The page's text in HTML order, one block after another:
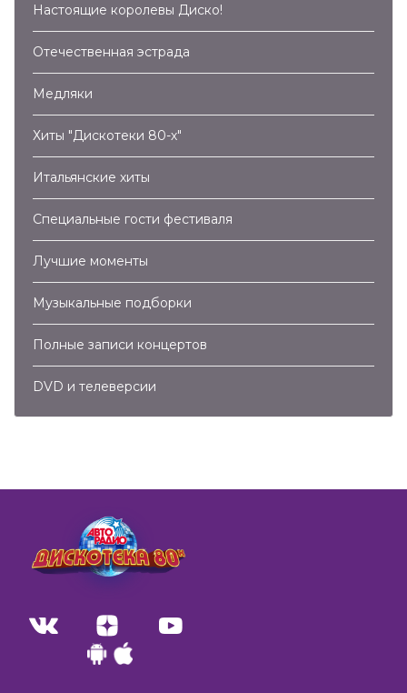
Настоящие королевы Диско!
Отечественная эстрада
Медляки
Хиты "Дискотеки 80-х"
Итальянские хиты
Специальные гости фестиваля
Лучшие моменты
Музыкальные подборки
Полные записи концертов
DVD и телеверсии